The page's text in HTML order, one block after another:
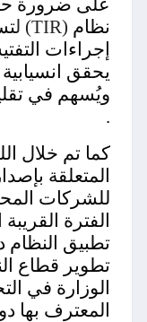
على ضرورة
نظام (TIR) ل
إجراءات
يحقق
ويُسهم في
.
كما تم خلال
للشركات
الفترة
تطبيق
تطوير قطاع
الوزارة في
المعترف بها